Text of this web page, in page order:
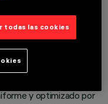
posición retrasada
Cuerpo principal
dimensiones
acabado total
y optimizado por
todas las cookies